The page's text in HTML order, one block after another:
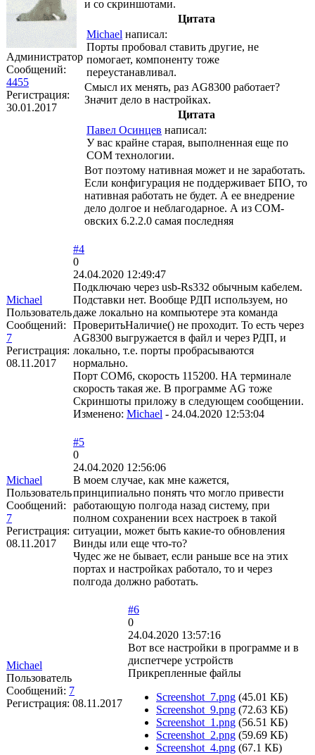
Администратор
Сообщений:
4455
Регистрация:
30.01.2017
и со скриншотами.
Цитата
Michael написал:
Порты пробовал ставить другие, не
помогает, компоненту тоже
переустанавливал.
Смысл их менять, раз AG8300 работает?
Значит дело в настройках.
Цитата
Павел Осинцев написал:
У вас крайне старая, выполненная еще по
COM технологии.
Вот поэтому нативная может и не заработать.
Если конфигурация не поддерживает БПО, то
нативная работать не будет. А ее внедрение
дело долгое и неблагодарное. А из СОМ-
овских 6.2.2.0 самая последняя
Michael
Пользователь
Сообщений:
7
Регистрация:
08.11.2017
#4
0
24.04.2020 12:49:47
Подключаю через usb-Rs332 обычным кабелем.
Подставки нет. Вообще РДП используем, но
даже локально на компьютере эта команда
ПроверитьНаличие() не проходит. То есть через
AG8300 выгружается в файл и через РДП, и
локально, т.е. порты пробрасываются
нормально.
Порт COM6, скорость 115200. НА терминале
скорость такая же. В программе AG тоже
Скриншоты приложу в следующем сообщении.
Изменено: Michael - 24.04.2020 12:53:04
Michael
Пользователь
Сообщений:
7
Регистрация:
08.11.2017
#5
0
24.04.2020 12:56:06
В моем случае, как мне кажется,
принципиально понять что могло привести
работающую полгода назад систему, при
полном сохранении всех настроек в такой
ситуации, может быть какие-то обновления
Винды или еще что-то?
Чудес же не бывает, если раньше все на этих
портах и настройках работало, то и через
полгода должно работать.
Michael
Пользователь
Сообщений: 7
Регистрация: 08.11.2017
#6
0
24.04.2020 13:57:16
Вот все настройки в программе и в
диспетчере устройств
Прикрепленные файлы
Screenshot_7.png (45.01 КБ)
Screenshot_9.png (72.63 КБ)
Screenshot_1.png (56.51 КБ)
Screenshot_2.png (59.69 КБ)
Screenshot_4.png (67.1 КБ)